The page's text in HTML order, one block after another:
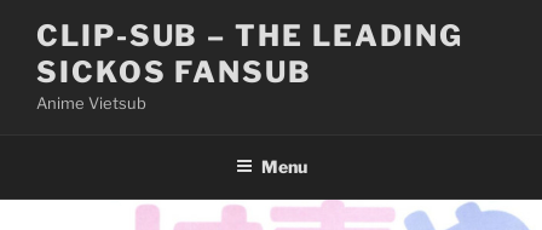
content
CLIP-SUB – THE LEADING
SICKOS FANSUB
Anime Vietsub
Menu